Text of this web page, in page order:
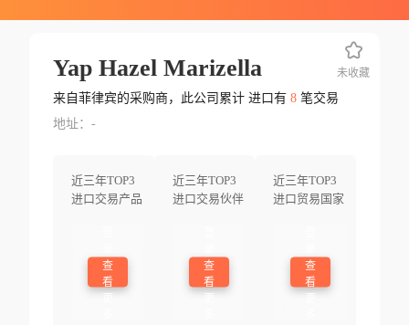
Yap Hazel Marizella
来自菲律宾的采购商，此公司累计 进口有 8笔交易
地址：-
近三年TOP3
进口交易产品
查
看
近三年TOP3
进口交易伙伴
查
看
近三年TOP3
进口贸易国家
查
看
未收藏